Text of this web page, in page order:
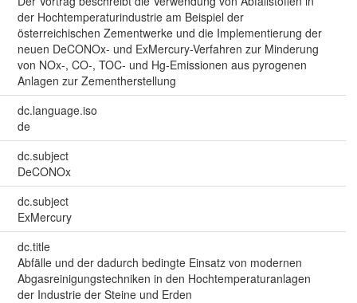
der Hochtemperaturindustrie am Beispiel der
österreichischen Zementwerke und die Implementierung der
neuen DeCONOx- und ExMercury-Verfahren zur Minderung
von NOx-, CO-, TOC- und Hg-Emissionen aus pyrogenen
Anlagen zur Zementherstellung
dc.language.iso
de
dc.subject
DeCONOx
dc.subject
ExMercury
dc.title
Abfälle und der dadurch bedingte Einsatz von modernen
Abgasreinigungstechniken in den Hochtemperaturanlagen
der Industrie der Steine und Erden